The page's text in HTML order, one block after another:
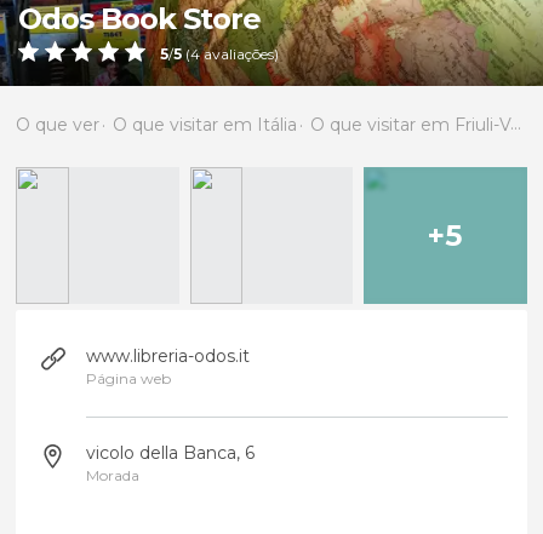
Odos Book Store
5/5(4avaliações)
O que ver O que visitar em Itália O que visitar em Friuli-Venezia Giulia
+5
www.libreria-odos.it
Página web
vicolo della Banca, 6
Morada